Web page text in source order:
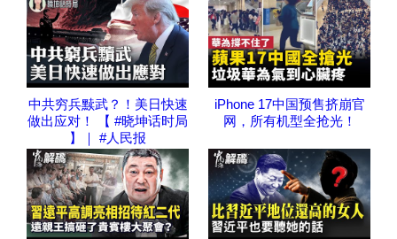
中共穷兵黩武？！美日快速
做出应对！ 【 #晓坤话时局
】｜ #人民报
iPhone 17中国预售挤崩官
网，所有机型全抢光！